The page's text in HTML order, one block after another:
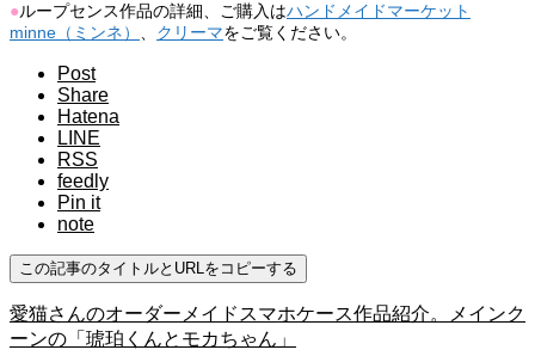
●ループセンス作品の詳細、ご購入はハンドメイドマーケット
minne（ミンネ）
クリーマをご覧ください。
Post
Share
Hatena
LINE
RSS
feedly
Pin it
note
この記事のタイトルとURLをコピーする
愛猫さんのオーダーメイドスマホケース作品紹介。メインク
ーンの「琥珀くんとモカちゃん」